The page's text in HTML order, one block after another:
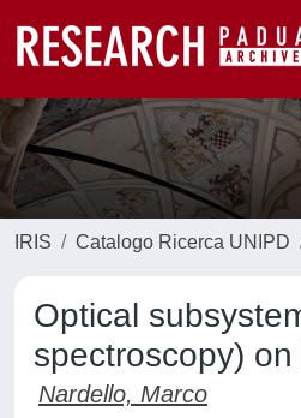
IRIS Catalogo Ricerca UNIPD
Optical
spectroscopy)
Nardello, Marco